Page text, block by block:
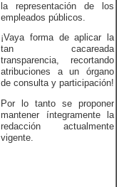
la representación de los
empleados públicos.
¡Vaya forma de aplicar la
tan cacareada
transparencia, recortando
atribuciones a un órgano
de consulta y participación!
Por lo tanto se proponer
mantener íntegramente la
redacción actualmente
vigente.